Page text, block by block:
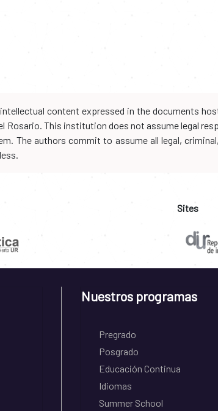
content expressed in the documents
Rosario. This institution does not assume legal
The authors commit to assume all legal,
Sites
Nuestros programas
Pregrado
Posgrado
Educación Continua
Idiomas
Summer School